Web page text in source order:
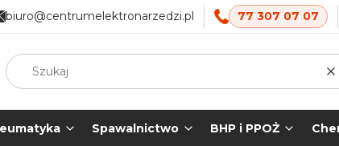
biuro@centrumelektronarzedzi.pl 77 307 07 07
Spawalnictwo BHP i PPOŻ